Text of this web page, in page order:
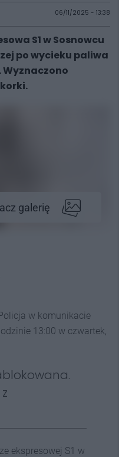
06/11/2025 - 13:38
S1 w Sosnowcu
po wycieku paliwa
galerię
w komunikacie
13:00 w czwartek,
ekspresowej S1 w